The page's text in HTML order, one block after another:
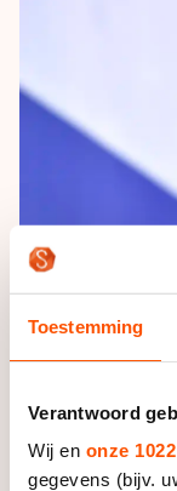
Toestemming
Verantwoord
Wij en onze
gegevens (bijv.
Deze zomer de
Waar kan ik
Alles voor jou als
Evenementen
Livestreams
Word schaatsfan!
Olympische
Medaille
Medaillespiegel
Olympische
Van Jong tot
Foto: Soenar